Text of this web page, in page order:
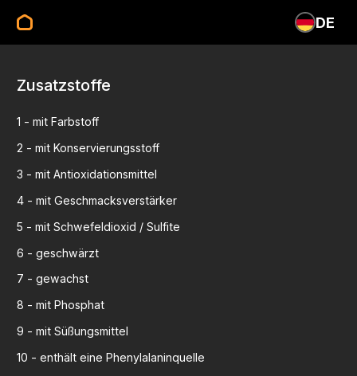
DE
Zusatzstoffe
1 - mit Farbstoff
2 - mit Konservierungsstoff
3 - mit Antioxidationsmittel
4 - mit Geschmacksverstärker
5 - mit Schwefeldioxid / Sulfite
6 - geschwärzt
7 - gewachst
8 - mit Phosphat
9 - mit Süßungsmittel
10 - enthält eine Phenylalaninquelle